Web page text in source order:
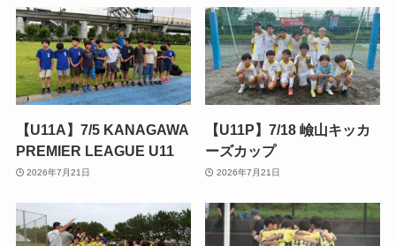
【U11A】7/5 KANAGAWA
PREMIER LEAGUE U11
2026年7月21日
【U11P】7/18 嶮山キッカ
ーズカップ
2026年7月21日